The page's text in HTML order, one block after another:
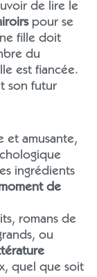
de lire le
pour se
fille doit
du
est fiancée.
son futur
et amusante,
ingrédients
de
romans de
ou
quel que soit